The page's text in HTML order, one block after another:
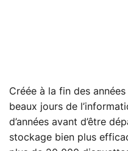
Créée à la fin des
beaux jours de
d’années avant d’être
stockage bien plus